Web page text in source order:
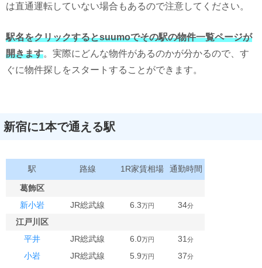
は直通運転していない場合もあるので注意してください。
駅名をクリックするとsuumoでその駅の物件一覧ページが
開きます。実際にどんな物件があるのかが分かるので、す
ぐに物件探しをスタートすることができます。
新宿に1本で通える駅
駅 路線 1R家賃相場 通勤時間
葛飾区
新小岩
JR総武線 6.3万円 34分
江戸川区
平井
JR総武線 6.0万円 31分
小岩 JR総武線 5.9万円 37分